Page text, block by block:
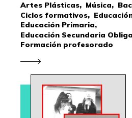
Artes Plásticas, Música,
Ciclos formativos,
Educación Primaria,
Educación Secundaria
Formación profesorado